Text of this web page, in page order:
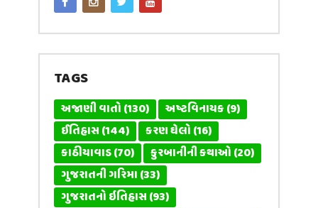
TAGS
અજાણી વાતો(130) અષ્ટવિનાયક(9)
ઈતિહાસ(144) કરણ ઘેલો(16)
કાઠીયાવાડ(70) કુરબાનીની કથાઓ(20)
ગુજરાતની ગરિમા(33)
ગુજરાતનો ઇતિહાસ(93)